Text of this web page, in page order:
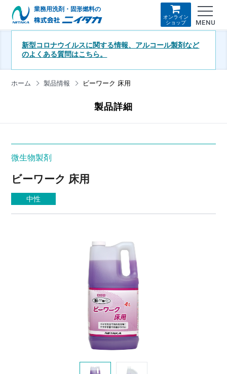
業務用洗剤・固形燃料の
オンライン
ショップ
MENU
新型コロナウイルスに関する情報、アルコール製剤など
のよくある質問はこちら。
ホーム 製品情報 ビーワーク 床用
製品詳細
微生物製剤
ビーワーク 床用
中性